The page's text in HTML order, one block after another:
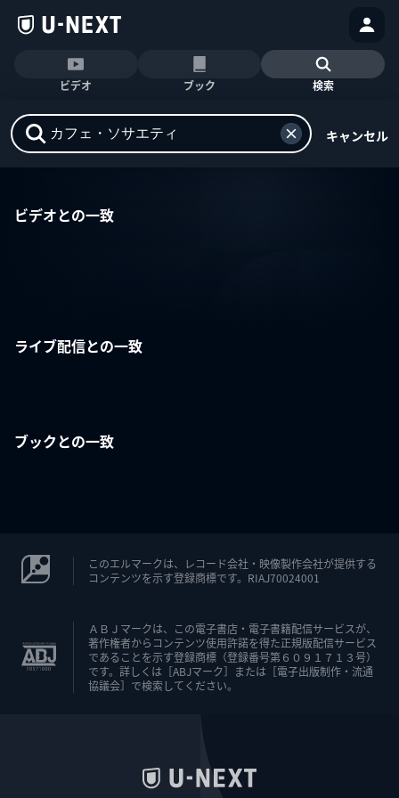
ビデオ ブック 検索
キャンセル
ビデオとの一致
ライブ配信との一致
ブックとの一致
このエルマークは、レコード会社・映像製作会社が提供する
コンテンツを示す登録商標です。RIAJ70024001
ＡＢＪマークは、この電子書店・電子書籍配信サービスが、
著作権者からコンテンツ使用許諾を得た正規版配信サービス
であることを示す登録商標（登録番号第６０９１７１３号）
です。詳しくは［ABJマーク］または［電子出版制作・流通
協議会］で検索してください。